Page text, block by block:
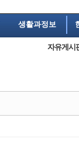
생활과정보
자유게시